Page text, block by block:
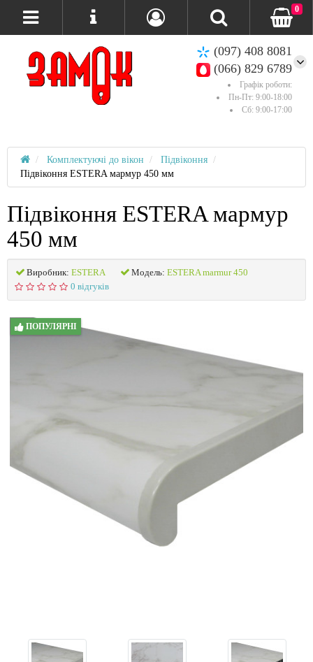
(097) 408 8081
(066) 829 6789
Графік роботи:
Пн-Пт: 9:00-18:00
Сб: 9:00-17:00
0
Комплектуючі до вікон
Підвіконня
Підвіконня ESTERA мармур 450 мм
Підвіконня ESTERA мармур
450 мм
Виробник: ESTERA Модель: ESTERA marmur 450
0 відгуків
ПОПУЛЯРНІ